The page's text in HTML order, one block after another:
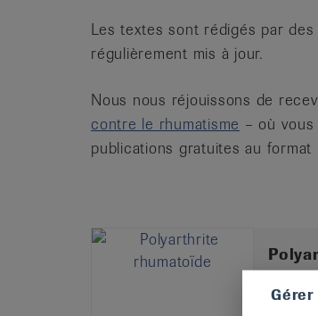
Les textes sont rédigés par
régulièrement mis à jour.
Nous nous réjouissons de
contre le rhumatisme – où
publications gratuites au format